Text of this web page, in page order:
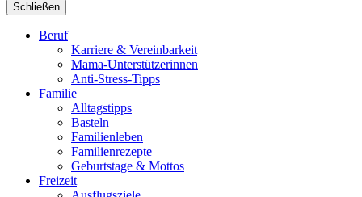
Schließen
Beruf
Karriere & Vereinbarkeit
Mama-Unterstützerinnen
Anti-Stress-Tipps
Familie
Alltagstipps
Basteln
Familienleben
Familienrezepte
Geburtstage & Mottos
Freizeit